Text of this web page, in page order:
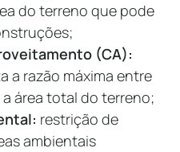
do terreno que pode
(CA):
a razão máxima entre
área total do terreno;
restrição de
ambientais